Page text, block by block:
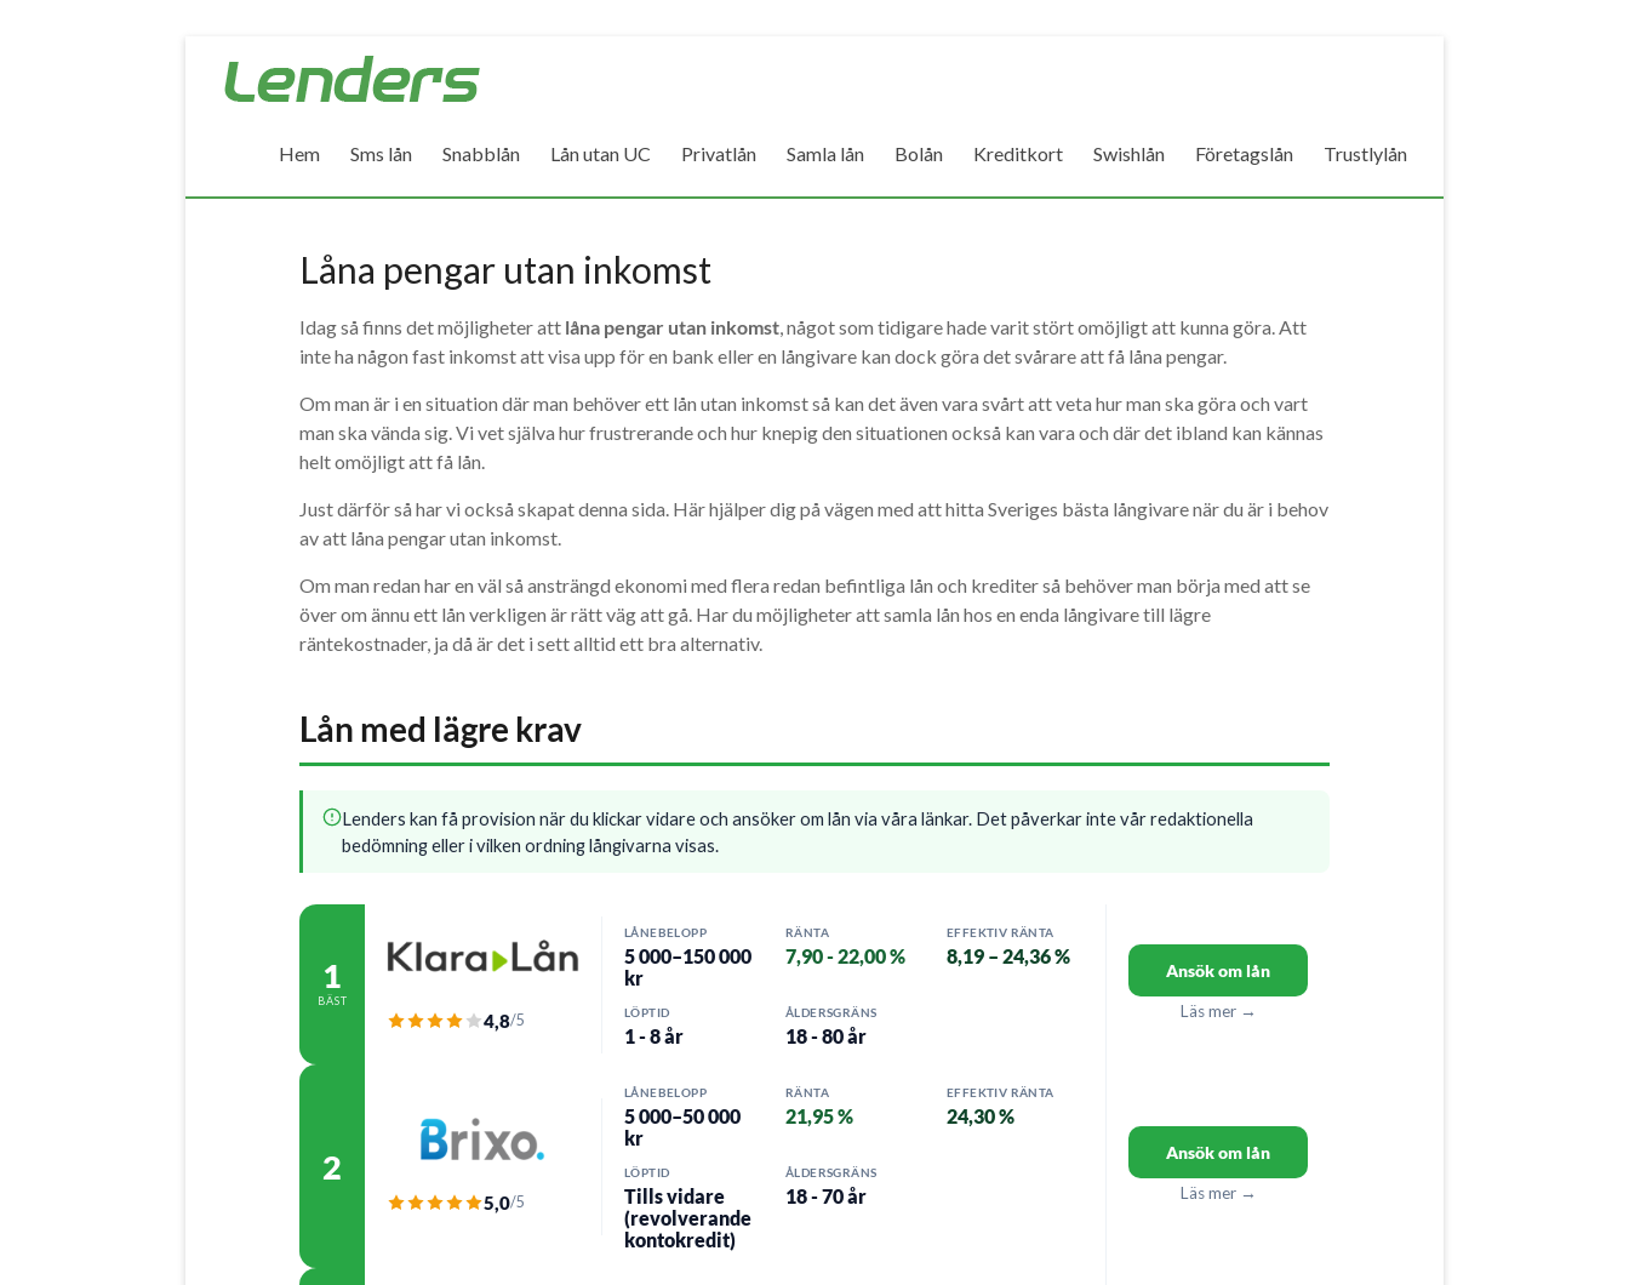
Lenders
Jämför
Hem Sms lån Snabblån Lån utan UC Privatlån Samla lån Bolån Kreditkort Swishlån Företagslån Trustlylån
Låna pengar utan inkomst
Idag så finns det möjligheter att låna pengar utan inkomst, något som tidigare hade varit stört omöjligt att kunna göra. Att
inte ha någon fast inkomst att visa upp för en bank eller en långivare kan dock göra det svårare att få låna pengar.
Om man är i en situation där man behöver ett lån utan inkomst så kan det även vara svårt att veta hur man ska göra och vart
man ska vända sig. Vi vet själva hur frustrerande och hur knepig den situationen också kan vara och där det ibland kan kännas
helt omöjligt att få lån.
Just därför så har vi också skapat denna sida. Här hjälper dig på vägen med att hitta Sveriges bästa långivare när du är i behov
av att låna pengar utan inkomst.
Om man redan har en väl så ansträngd ekonomi med flera redan befintliga lån och krediter så behöver man börja med att se
över om ännu ett lån verkligen är rätt väg att gå. Har du möjligheter att samla lån hos en enda långivare till lägre
räntekostnader, ja då är det i sett alltid ett bra alternativ.
Lån med lägre krav
Lenders kan få provision när du klickar vidare och ansöker om lån via våra länkar. Det påverkar inte vår redaktionella
bedömning eller i vilken ordning långivarna visas.
1
BÄST
4,8/5
LÅNEBELOPP
5 000–150 000
kr
RÄNTA
7,90 - 22,00 %
EFFEKTIV RÄNTA
8,19 – 24,36 %
LÖPTID
1 - 8 år
ÅLDERSGRÄNS
18 - 80 år
Ansök om lån
Läs mer →
2
5,0/5
LÅNEBELOPP
5 000–50 000
kr
RÄNTA
21,95 %
EFFEKTIV RÄNTA
24,30 %
LÖPTID
Tills vidare
(revolverande
kontokredit)
ÅLDERSGRÄNS
18 - 70 år
Ansök om lån
Läs mer →